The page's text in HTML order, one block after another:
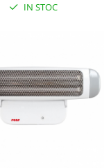
IN STOC